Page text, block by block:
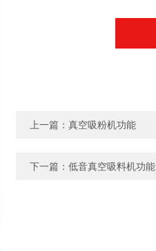
上一篇： 真空吸粉机功能
下一篇： 低音真空吸料机功能